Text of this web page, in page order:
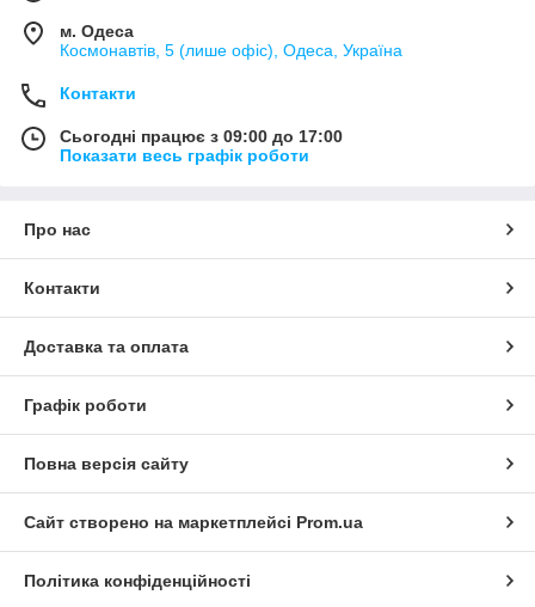
м. Одеса
Космонавтів, 5 (лише офіс), Одеса, Україна
Контакти
Сьогодні працює з 09:00 до 17:00
Показати весь графік роботи
Про нас
Контакти
Доставка та оплата
Графік роботи
Повна версія сайту
Сайт створено на маркетплейсі Prom.ua
Політика конфіденційності